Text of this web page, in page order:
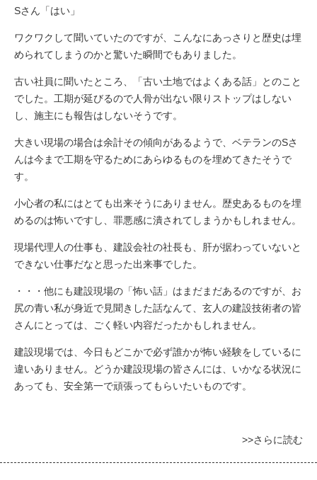
Sさん「はい」
ワクワクして聞いていたのですが、こんなにあっさりと歴史は埋
められてしまうのかと驚いた瞬間でもありました。
古い社員に聞いたところ、「古い土地ではよくある話」とのこと
でした。工期が延びるので人骨が出ない限りストップはしない
し、施主にも報告はしないそうです。
大きい現場の場合は余計その傾向があるようで、ベテランのSさ
んは今まで工期を守るためにあらゆるものを埋めてきたそうで
す。
小心者の私にはとても出来そうにありません。歴史あるものを埋
めるのは怖いですし、罪悪感に潰されてしまうかもしれません。
現場代理人の仕事も、建設会社の社長も、肝が据わっていないと
できない仕事だなと思った出来事でした。
・・・他にも建設現場の「怖い話」はまだまだあるのですが、お
尻の青い私が身近で見聞きした話なんて、玄人の建設技術者の皆
さんにとっては、ごく軽い内容だったかもしれません。
建設現場では、今日もどこかで必ず誰かが怖い経験をしているに
違いありません。どうか建設現場の皆さんには、いかなる状況に
あっても、安全第一で頑張ってもらいたいものです。
>>さらに読む